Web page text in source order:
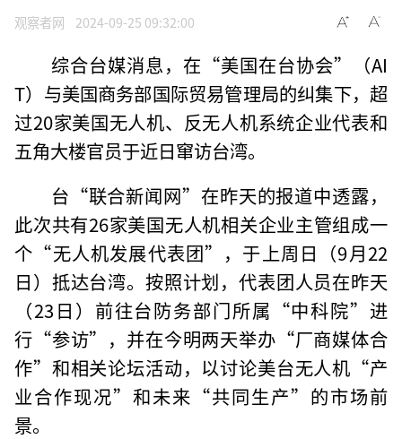
观察者网 2024-09-25 09:32:00
综合台媒消息，在“美国在台协会”（AI
T）与美国商务部国际贸易管理局的纠集下，超
过20家美国无人机、反无人机系统企业代表和
五角大楼官员于近日窜访台湾。
台“联合新闻网”在昨天的报道中透露，
此次共有26家美国无人机相关企业主管组成一
个“无人机发展代表团”，于上周日（9月22
日）抵达台湾。按照计划，代表团人员在昨天
（23日）前往台防务部门所属“中科院”进
行“参访”，并在今明两天举办“厂商媒体合
作”和相关论坛活动，以讨论美台无人机“产
业合作现况”和未来“共同生产”的市场前
景。